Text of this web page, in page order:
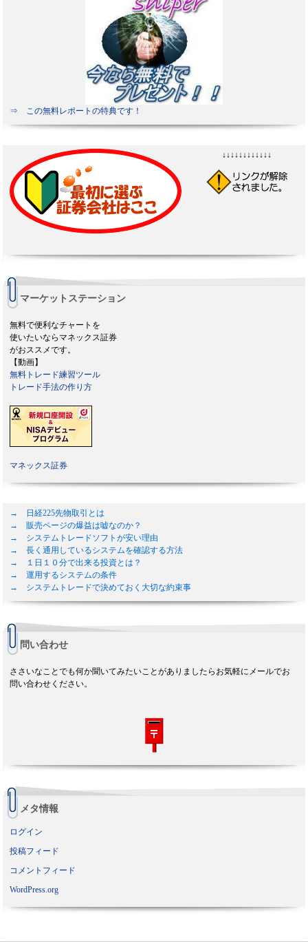
⇒ この無料レポートの特典です！
↓↓↓↓↓↓↓↓↓↓↓↓
マーケットステーション
無料で便利なチャートを
使いたいならマネックス証券
がおススメです。
【動画】
無料トレード練習ツール
トレード手法の作り方
マネックス証券
→ 日経225先物取引とは
→ 販売ページの爆益は嘘なのか？
→ システムトレードソフトが安い理由
→ 長く通用しているシステムを確認する方法
→ １日１０分で出来る投資とは？
→ 運用するシステムの条件
→ システムトレードで決めておく大切な約束事
問い合わせ
ささいなことでも何か聞いてみたいことがありましたらお気軽にメールでお
問い合わせください。
メタ情報
ログイン
投稿フィード
コメントフィード
WordPress.org